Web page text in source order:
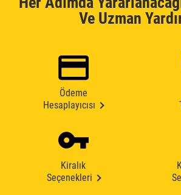
Ve Uzman
Ödeme
Hesaplayıcısı
Kiralık
Seçenekleri